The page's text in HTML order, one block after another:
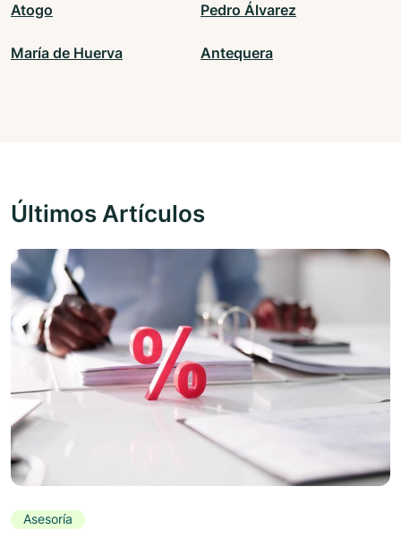
Atogo Pedro Álvarez
María de Huerva Antequera
Últimos Artículos
Asesoría